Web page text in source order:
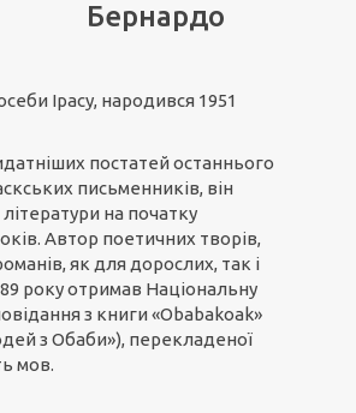
Бернардо
Ірасу, народився 1951
постатей останнього
письменників, він
на початку
Автор поетичних творів,
як для дорослих, так і
року отримав Національну
з книги «Obabakoak»
з Обаби»), перекладеної
мов.